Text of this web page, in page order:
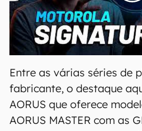
00:00/20:46
Entre as várias séries de
fabricante, o destaque
AORUS que oferece
AORUS MASTER com as